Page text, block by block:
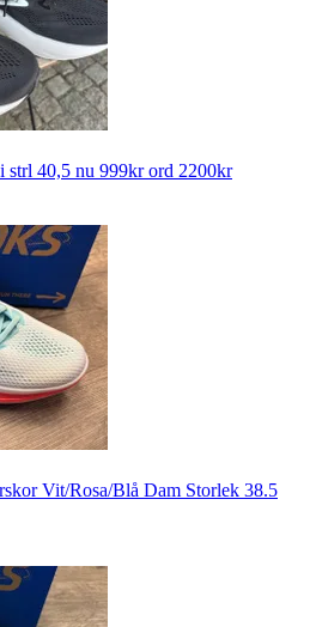
40,5 nu 999kr ord 2200kr
Vit/Rosa/Blå Dam Storlek 38.5